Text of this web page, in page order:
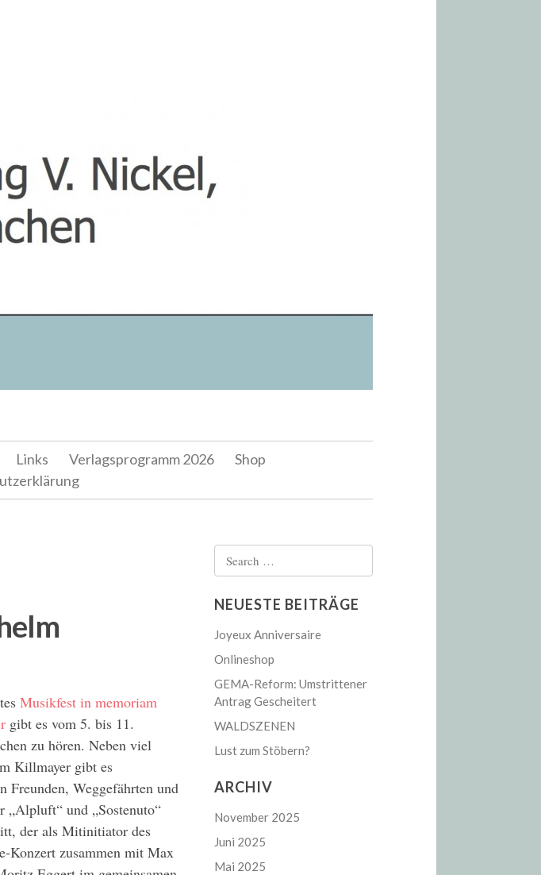
Links Verlagsprogramm 2026
Shop
Musikfest in memoriam
gibt es vom 5. bis 11.
zu hören. Neben viel
Killmayer gibt es
Freunden, Weggefährten und
„Alpluft“ und „Sostenuto“
der als Mitinitiator des
Konzert zusammen mit Max
for:
NEUESTE BEITRÄGE
Joyeux Anniversaire
Onlineshop
GEMA-Reform: Umstrittener
Antrag Gescheitert
WALDSZENEN
Lust zum Stöbern?
ARCHIV
November 2025
Juni 2025
Mai 2025